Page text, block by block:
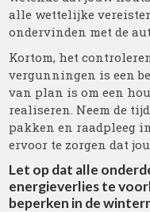
alle wettelijke
ondervinden met de
Kortom, het
vergunningen is een
van plan is om een
realiseren. Neem de
pakken en raadpleeg
ervoor te zorgen dat
Let op dat alle
energieverlies te
beperken in de